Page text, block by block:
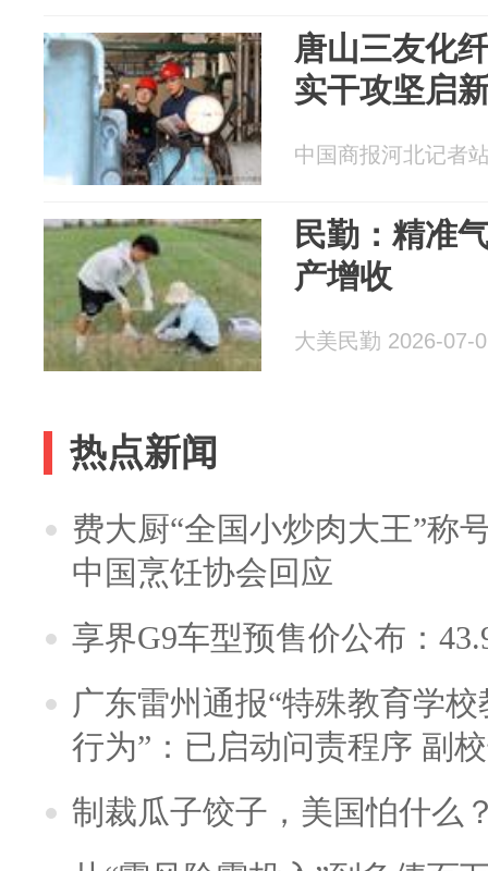
唐山三友化
实干攻坚启
中国商报河北记者
民勤：精准
产增收
大美民勤 2026-07-
热点新闻
费大厨“全国小炒肉大王”称
中国烹饪协会回应
享界G9车型预售价公布：
广东雷州通报“特殊教育学
行为”：已启动问责程序 副
制裁瓜子饺子，美国怕什么